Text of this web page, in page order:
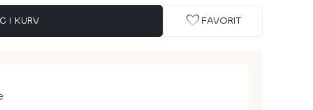
I KURV favorite FAVORIT